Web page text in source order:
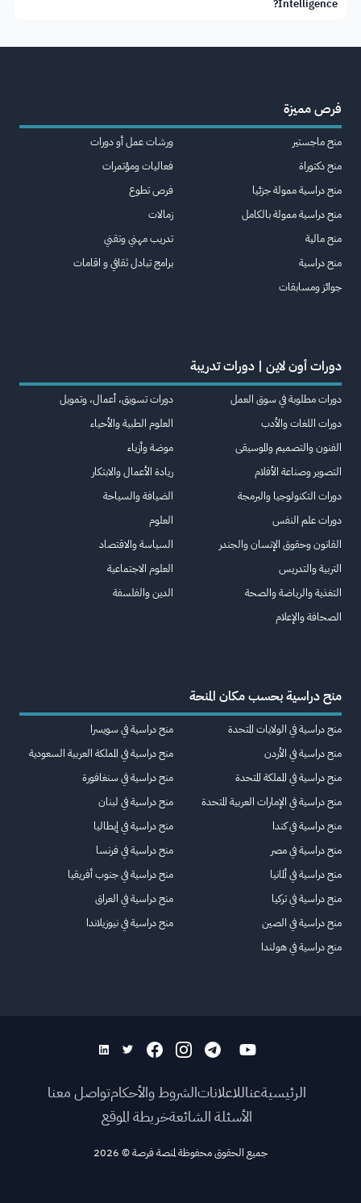
Intelligence?
فرص مميزة
منح ماجستير
منح دكتوراة
منح دراسية ممولة جزئيا
منح دراسية ممولة بالكامل
منح مالية
منح دراسية
جوائز ومسابقات
ورشات عمل أو دورات
فعاليات ومؤتمرات
فرص تطوع
زمالات
تدريب مهني وتقني
برامج تبادل ثقافي و اقامات
دورات أون لاين | دورات تدريبة
دورات مطلوبة في سوق العمل
دورات اللغات والأدب
الفنون والتصميم والموسيقى
التصوير وصناعة الأفلام
دورات التكنولوجيا والبرمجة
دورات علم النفس
القانون وحقوق الإنسان والجندر
التربية والتدريس
التغذية والرياضة والصحة
الصحافة والإعلام
دورات تسويق، أعمال، وتمويل
العلوم الطبية والأحياء
موضة وأزياء
ريادة الأعمال والابتكار
الضيافة والسياحة
العلوم
السياسة والاقتصاد
العلوم الاجتماعية
الدين والفلسفة
منح دراسية بحسب مكان المنحة
منح دراسية في الولايات المتحدة
منح دراسية في الأردن
منح دراسية في المملكة المتحدة
منح دراسية في الإمارات العربية المتحدة
منح دراسية في كندا
منح دراسية في مصر
منح دراسية في ألمانيا
منح دراسية في تركيا
منح دراسية في الصين
منح دراسية في هولندا
منح دراسية في سويسرا
منح دراسية في المملكة العربية السعودية
منح دراسية في سنغافورة
منح دراسية في لبنان
منح دراسية في إيطاليا
منح دراسية في فرنسا
منح دراسية في جنوب أفريقيا
منح دراسية في العراق
منح دراسية في نيوزيلاندا
الرئيسيةعناللاعلاناتالشروط والأحكامتواصل معنا
الأسئلة الشائعةخريطة الموقع
جميع الحقوق محفوظة لمنصة فرصة©
2026